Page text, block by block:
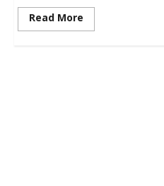
Read More
more